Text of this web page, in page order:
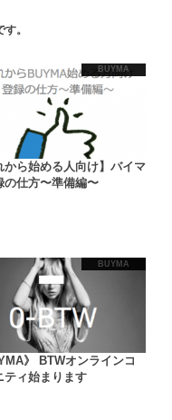
。
BUYMA
から始める人向け】バイマ
の仕方〜準備編〜
BUYMA
》 BTWオンラインコ
ティ始まります